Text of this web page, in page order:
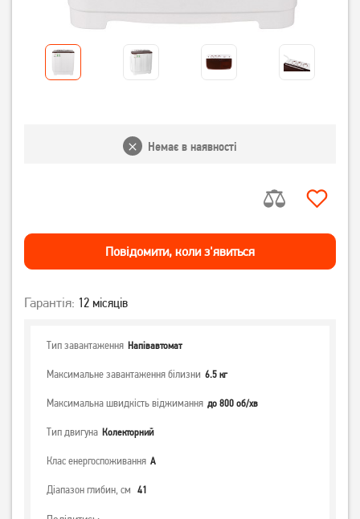
Немає в наявності
Повiдомити, коли з'явиться
Гарантія: 12 місяців
Тип завантаження Напівавтомат
Максимальне завантаження білизни 6.5 кг
Максимальна швидкість віджимання до 800 об/хв
Тип двигуна Колекторний
Клас енергоспоживання А
Діапазон глибин, см 41